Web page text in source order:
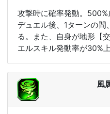
攻撃時に確率発動。500%
デュエル後、1ターンの
る。また、自身が地形【
エルスキル発動率が30%
風